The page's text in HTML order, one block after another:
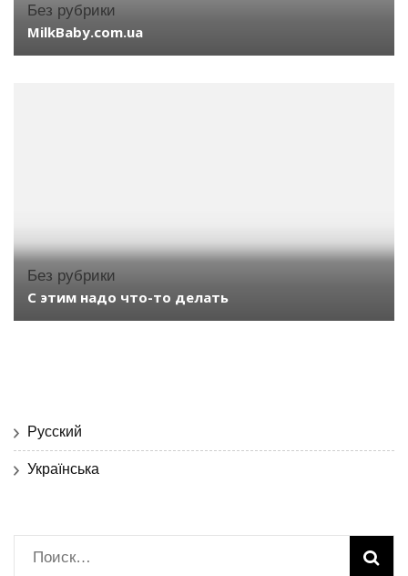
Без рубрики
MilkBaby.com.ua
Без рубрики
С этим надо что-то делать
Русский
Українська
Найти: